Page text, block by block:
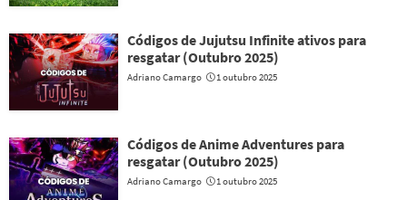
Códigos de Jujutsu Infinite ativos para
resgatar (Outubro 2025)
Adriano Camargo 1 outubro 2025
Códigos de Anime Adventures para
resgatar (Outubro 2025)
Adriano Camargo 1 outubro 2025